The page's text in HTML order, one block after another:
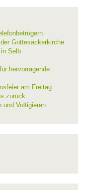
Gottesackerkirche
Selb
hervorragende
am Freitag
zurück
und Voltigieren